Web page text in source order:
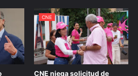
CNE
CNE niega solicitud de